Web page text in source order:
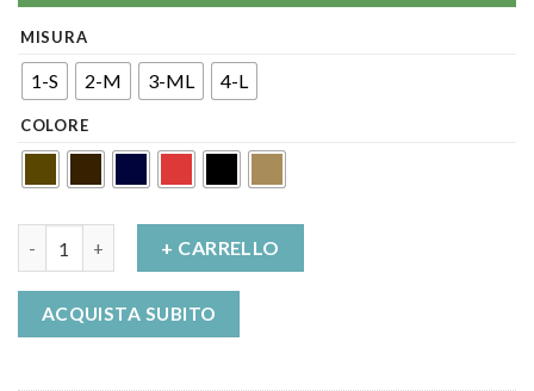
MISURA
1-S 2-M 3-ML 4-L
COLORE
+ CARRELLO
ACQUISTA SUBITO